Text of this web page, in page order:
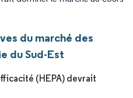
du marché des
du Sud-Est
(HEPA) devrait